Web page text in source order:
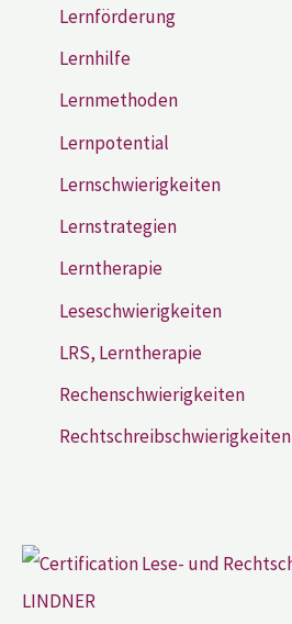
Lernförderung
Lernhilfe
Lernmethoden
Lernpotential
Lernschwierigkeiten
Lernstrategien
Lerntherapie
Leseschwierigkeiten
LRS, Lerntherapie
Rechenschwierigkeiten
Rechtschreibschwierigkeiten